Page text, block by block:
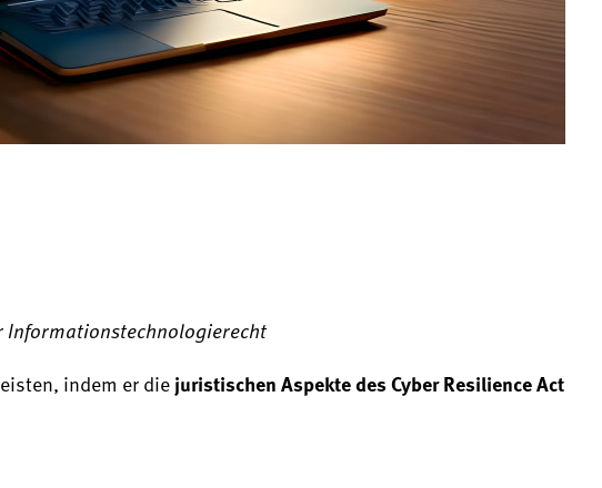
Informationstechnologierecht
indem er die juristischen Aspekte des Cyber Resilience Act